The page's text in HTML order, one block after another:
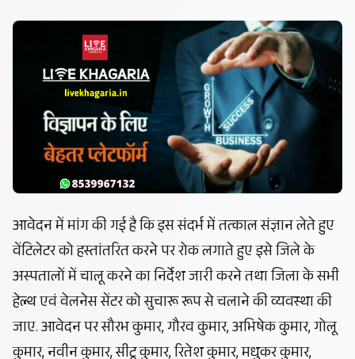
आवेदन में मांग की गई है कि इस संदर्भ में तत्काल संज्ञान लेते हुए
वेंटिलेटर को हस्तांतरित करने पर रोक लगाते हुए इसे जिले के
अस्पतालों में चालू करने का निर्देश जारी करने तथा जिला के सभी
हेल्थ एवं वेलनेस सेंटर को सुचारू रूप से चलाने की व्यवस्था की
जाए. आवेदन पर सौरभ कुमार, गौरव कुमार, अभिषेक कुमार, गोलू